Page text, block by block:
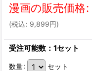
漫画の販売価格:
(税込: 9,899円)
受注可能数：1セット
数量: セット